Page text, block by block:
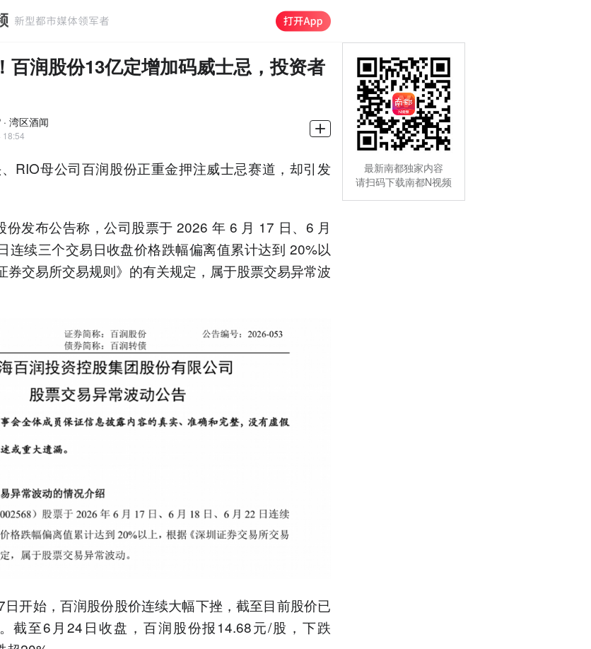
百润股份13亿定增加码威士忌，投资者
湾区酒闻
18:54
RIO母公司百润股份正重金押注威士忌赛道，却引发
份发布公告称，公司股票于 2026 年 6 月 17 日、6 月
连续三个交易日收盘价格跌幅偏离值累计达到 20%以
券交易所交易规则》的有关规定，属于股票交易异常波
开始，百润股份股价连续大幅下挫，截至目前股价已
截至6月24日收盘，百润股份报14.68元/股，下跌
最新南都独家内容
请扫码下载南都N视频